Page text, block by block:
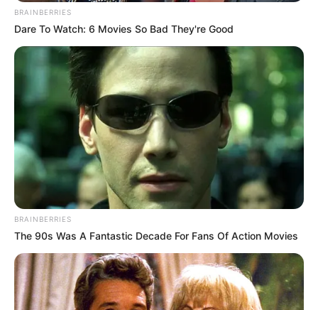
BRAINBERRIES
Dare To Watch: 6 Movies So Bad They're Good
BRAINBERRIES
The 90s Was A Fantastic Decade For Fans Of Action Movies